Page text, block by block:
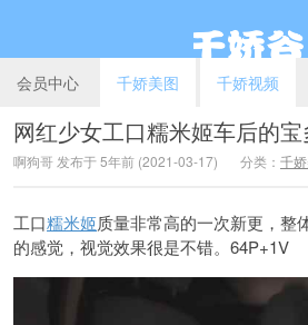
千娇谷
会员中心 千娇美图 千娇视频
网红少女工口糯米姬车后的
啊狗哥 发布于 5年前 (2021-03-17) 分类： 千
工口糯米姬质量非常高的一次新更，整
的感觉，视觉效果很是不错。64P+1V